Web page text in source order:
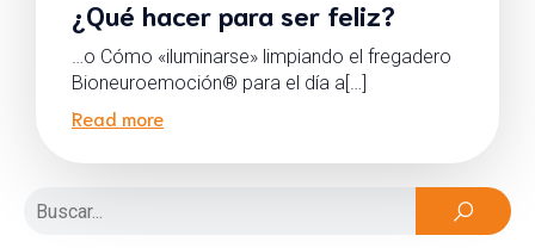
¿Qué hacer para ser feliz?
…o Cómo «iluminarse» limpiando el fregadero
Bioneuroemoción® para el día a[…]
Read more